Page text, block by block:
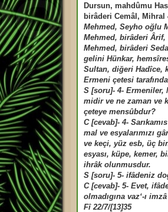
Dursun, mahdûmu
birâderi Cemâl, Mihral
Mehmed, Seyho oğlu
Mehmed, birâderi
Mehmed, birâderi
gelini Hünkar,
Sultan, diğeri Hadîce,
Ermeni çetesi
S [soru]- 4- Ermeniler,
midir ve ne zaman ve
çeteye mensûbdur?
C [cevab]- 4-
mal ve esyalarımızı
ve keçi, yüz esb, üç
esyası, küpe, kemer,
ihrâk olunmusdur.
S [soru]- 5- ifâdeniz
C [cevab]- 5- Evet,
olmadıgına vaz‘-ı
Fî 22/7/[13]35